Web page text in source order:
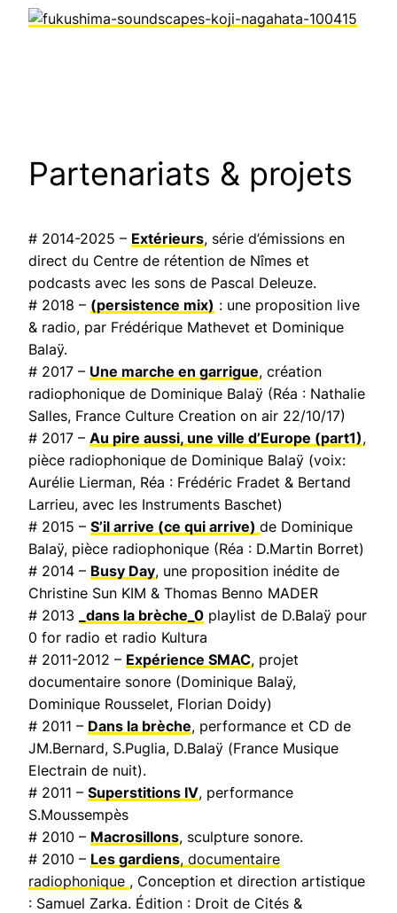
Partenariats & projets
# 2014-2025 – Extérieurs, série d’émissions en
direct du Centre de rétention de Nîmes et
podcasts avec les sons de Pascal Deleuze.
# 2018 – (persistence mix) : une proposition live
& radio, par Frédérique Mathevet et Dominique
Balaÿ.
# 2017 – Une marche en garrigue, création
radiophonique de Dominique Balaÿ (Réa : Nathalie
Salles, France Culture Creation on air 22/10/17)
# 2017 – Au pire aussi, une ville d’Europe (part1),
pièce radiophonique de Dominique Balaÿ (voix:
Aurélie Lierman, Réa : Frédéric Fradet & Bertand
Larrieu, avec les Instruments Baschet)
# 2015 – S’il arrive (ce qui arrive) de Dominique
Balaÿ, pièce radiophonique (Réa : D.Martin Borret)
# 2014 – Busy Day, une proposition inédite de
Christine Sun KIM & Thomas Benno MADER
# 2013
_dans la brèche_0 playlist de D.Balaÿ pour
0 for radio et radio Kultura
# 2011-2012 – Expérience SMAC, projet
documentaire sonore (Dominique Balaÿ,
Dominique Rousselet, Florian Doidy)
# 2011 – Dans la brèche, performance et CD de
JM.Bernard, S.Puglia, D.Balaÿ (France Musique
Electrain de nuit).
# 2011 – Superstitions IV, performance
S.Moussempès
# 2010 – Macrosillons, sculpture sonore.
# 2010 – Les gardiens, documentaire
radiophonique , Conception et direction artistique
: Samuel Zarka. Édition : Droit de Cités &